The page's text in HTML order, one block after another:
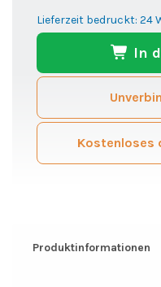
Lieferzeit bedruckt: 24
In
Kostenloses
Produktinformationen